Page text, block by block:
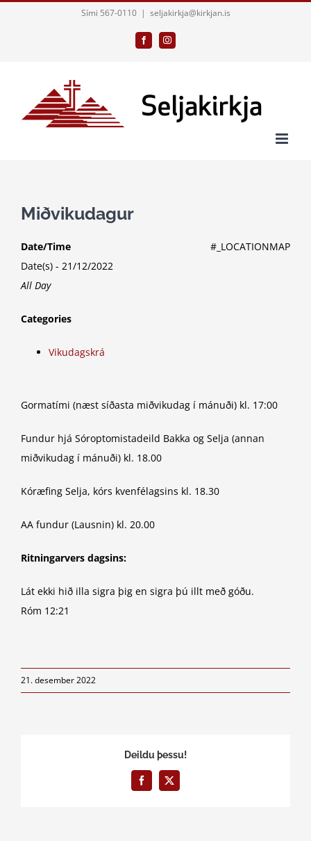
Sími 567-0110 | seljakirkja@kirkjan.is
FacebookInstagram
Miðvikudagur
#_LOCATIONMAP
Date/Time
Date(s) - 21/12/2022
All Day
Categories
Vikudagskrá
Gormatími (næst síðasta miðvikudag í mánuði) kl. 17:00
Fundur hjá Sóroptomistadeild Bakka og Selja (annan
miðvikudag í mánuði) kl. 18.00
Kóræfing Selja, kórs kvenfélagsins kl. 18.30
AA fundur (Lausnin) kl. 20.00
Ritningarvers dagsins:
Lát ekki hið illa sigra þig en sigra þú illt með góðu.
Róm 12:21
21. desember 2022
Deildu þessu!
Facebook
X